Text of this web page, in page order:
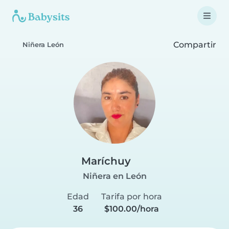
Niñera León Compartir
Maríchuy
Niñera en León
Edad
36
Tarifa por hora
$100.00/hora